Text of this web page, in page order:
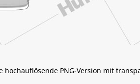
PNG-Version mit